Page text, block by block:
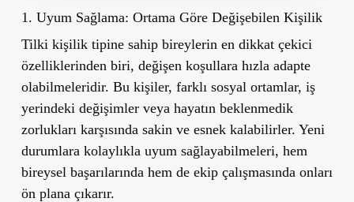
1. Uyum Sağlama: Ortama Göre Değişebilen Kişilik
Tilki kişilik tipine sahip bireylerin en dikkat çekici
özelliklerinden biri, değişen koşullara hızla adapte
olabilmeleridir. Bu kişiler, farklı sosyal ortamlar, iş
yerindeki değişimler veya hayatın beklenmedik
zorlukları karşısında sakin ve esnek kalabilirler. Yeni
durumlara kolaylıkla uyum sağlayabilmeleri, hem
bireysel başarılarında hem de ekip çalışmasında onları
ön plana çıkarır.